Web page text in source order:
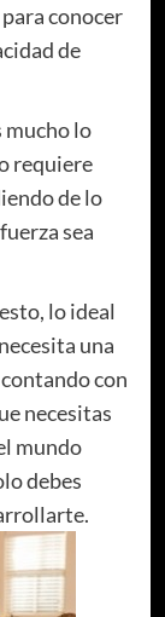
conocer
de
mucho lo
requiere
de lo
sea
lo ideal
una
con
necesitas
mundo
debes